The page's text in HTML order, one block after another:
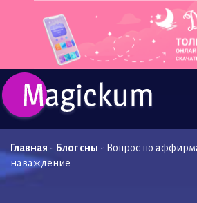
Главная - Блог сны - Вопрос по
наваждение